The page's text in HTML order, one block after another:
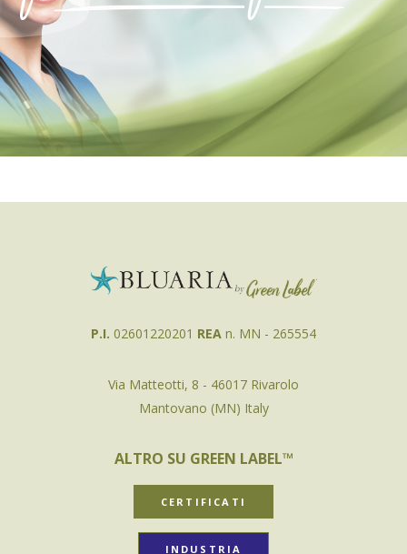
P.I. 02601220201 REA n. MN - 265554
Via Matteotti, 8 - 46017 Rivarolo
Mantovano (MN) Italy
ALTRO SU GREEN LABEL™
CERTIFICATI
INDUSTRIA